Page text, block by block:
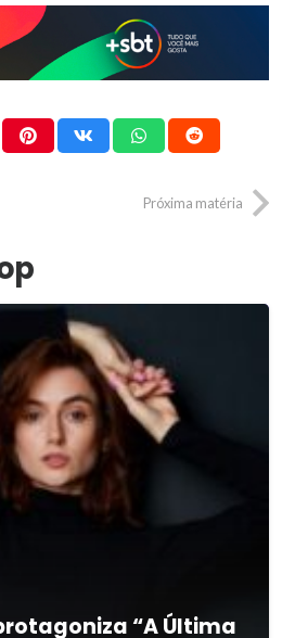
Próxima matéria
“A Última